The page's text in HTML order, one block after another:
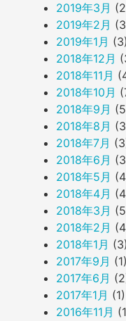
2019年3月
2019年2月
2019年1月 (3)
2018年12月
2018年11月
2018年10月
2018年9月
2018年8月
2018年7月
2018年6月
2018年5月
2018年4月
2018年3月
2018年2月
2018年1月 (3)
2017年9月 (1)
2017年6月
2017年1月 (1)
2016年11月